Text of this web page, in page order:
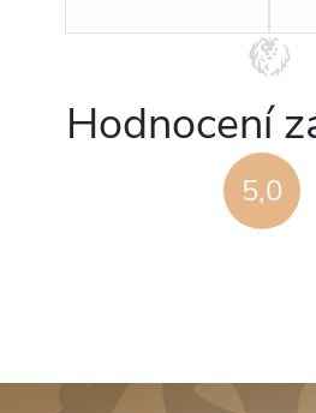
5,0
Hodnocení